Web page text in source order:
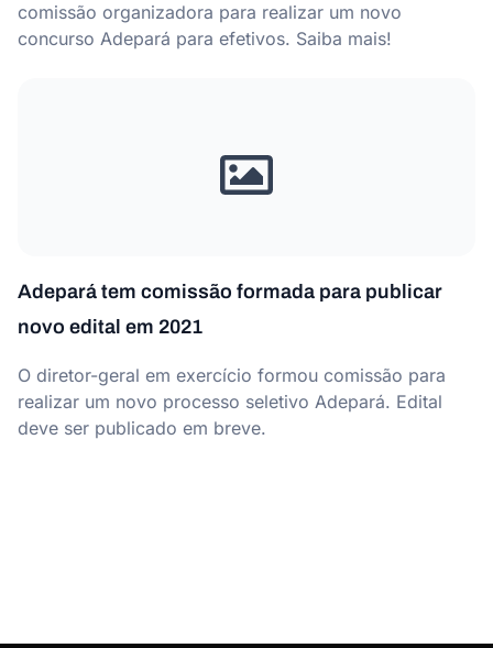
comissão organizadora para realizar um novo
concurso Adepará para efetivos. Saiba mais!
Adepará tem comissão formada para publicar
novo edital em 2021
O diretor-geral em exercício formou comissão para
realizar um novo processo seletivo Adepará. Edital
deve ser publicado em breve.